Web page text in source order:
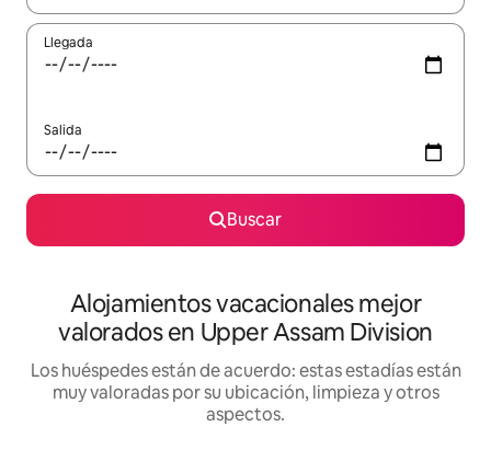
Llegada
Salida
Buscar
Alojamientos vacacionales mejor
valorados en Upper Assam Division
Los huéspedes están de acuerdo: estas estadías están
muy valoradas por su ubicación, limpieza y otros
aspectos.